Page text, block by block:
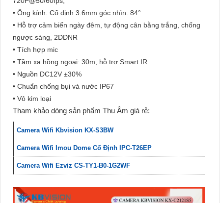
• Ống kính: Cố định 3.6mm góc nhìn: 84°
• Hỗ trợ cảm biến ngày đêm, tự động cân bằng trắng, chống
ngược sáng, 2DDNR
• Tích hợp mic
• Tầm xa hồng ngoại: 30m, hỗ trợ Smart IR
• Nguồn DC12V ±30%
• Chuẩn chống bụi và nước IP67
• Vỏ kim loại
Tham khảo dòng sản phẩm Thu Âm giá rẻ:
Camera Wifi Kbvision KX-S3BW
Camera Wifi Imou Dome Cố Định IPC-T26EP
Camera Wifi Ezviz CS-TY1-B0-1G2WF